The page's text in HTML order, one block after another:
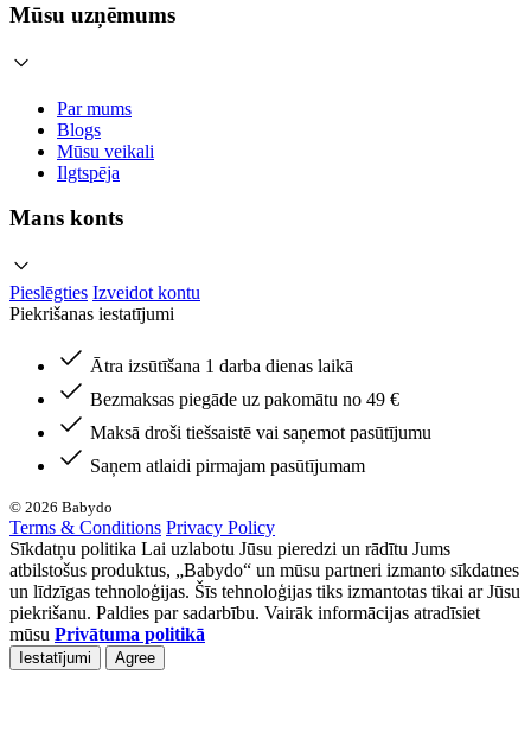
Mūsu uzņēmums
Par mums
Blogs
Mūsu veikali
Ilgtspēja
Mans konts
Pieslēgties Izveidot kontu
Piekrišanas iestatījumi
Ātra izsūtīšana 1 darba dienas laikā
Bezmaksas piegāde uz pakomātu no 49 €
Maksā droši tiešsaistē vai saņemot pasūtījumu
Saņem atlaidi pirmajam pasūtījumam
© 2026 Babydo
Terms & Conditions Privacy Policy
Sīkdatņu politika Lai uzlabotu Jūsu pieredzi un rādītu Jums
atbilstošus produktus, „Babydo“ un mūsu partneri izmanto sīkdatnes
un līdzīgas tehnoloģijas. Šīs tehnoloģijas tiks izmantotas tikai ar Jūsu
piekrišanu. Paldies par sadarbību. Vairāk informācijas atradīsiet
mūsu Privātuma politikā
Iestatījumi Agree